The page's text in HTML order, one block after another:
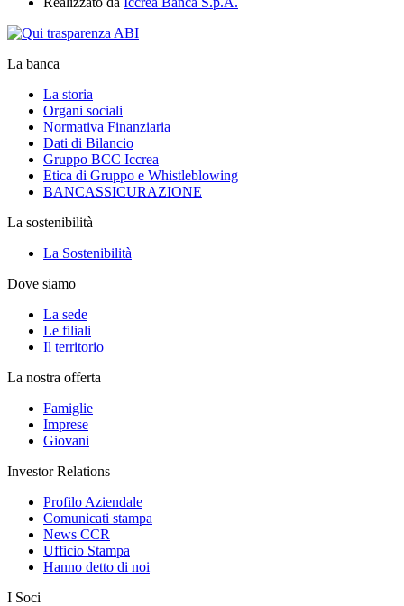
La banca
La storia
Organi sociali
Normativa Finanziaria
Dati di Bilancio
Gruppo BCC Iccrea
Etica di Gruppo e Whistleblowing
BANCASSICURAZIONE
La sostenibilità
La Sostenibilità
Dove siamo
La sede
Le filiali
Il territorio
La nostra offerta
Famiglie
Imprese
Giovani
Investor Relations
Profilo Aziendale
Comunicati stampa
News CCR
Ufficio Stampa
Hanno detto di noi
I Soci